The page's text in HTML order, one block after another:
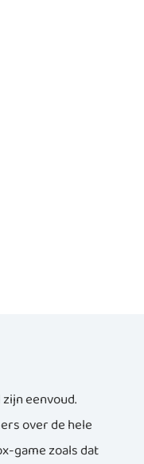
eenvoud.
over de hele
game zoals dat